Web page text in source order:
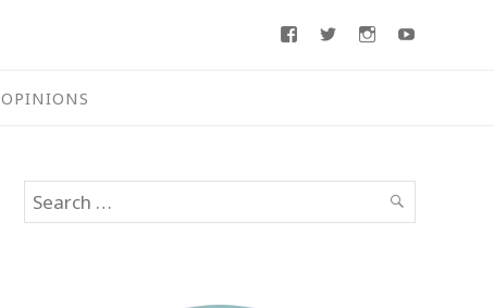
FacebookTwitterInstagram
OPINIONS
Search
for:
SEARCH